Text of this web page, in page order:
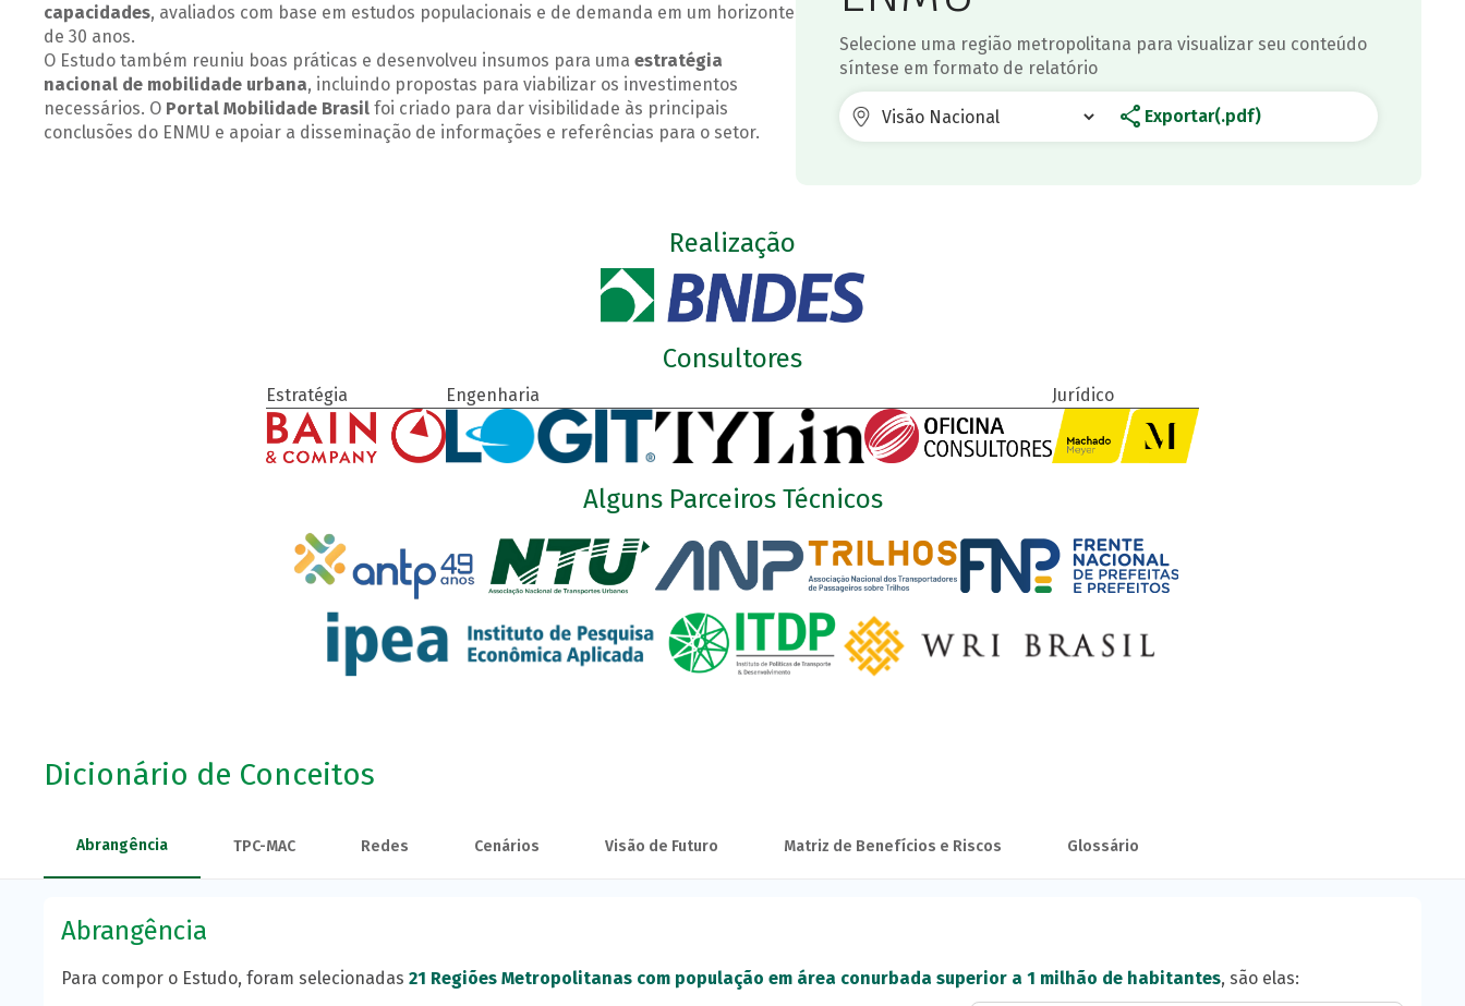
capacidades, avaliados com base em estudos populacionais e de demanda em um horizonte
de 30 anos.
O Estudo também reuniu boas práticas e desenvolveu insumos para uma estratégia
nacional de mobilidade urbana, incluindo propostas para viabilizar os investimentos
necessários. O Portal Mobilidade Brasil foi criado para dar visibilidade às principais
conclusões do ENMU e apoiar a disseminação de informações e referências para o setor.
Selecione uma região metropolitana para visualizar seu conteúdo
síntese em formato de relatório
share Exportar(.pdf)
Realização
Consultores
Estratégia Engenharia Jurídico
Alguns Parceiros Técnicos
Dicionário de Conceitos
Abrangência TPC-MAC Redes Cenários Visão de Futuro Matriz de Benefícios e Riscos Glossário
Abrangência
Para compor o Estudo, foram selecionadas 21 Regiões Metropolitanas com população em área conurbada superior a 1 milhão de habitantes, são elas: